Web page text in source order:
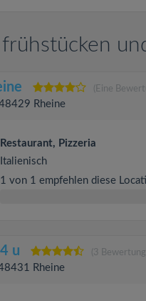
(Eine
Rheine
Restaurant, Pizzeria
Italienisch
1 von 1 empfehlen diese
u (3
Rheine